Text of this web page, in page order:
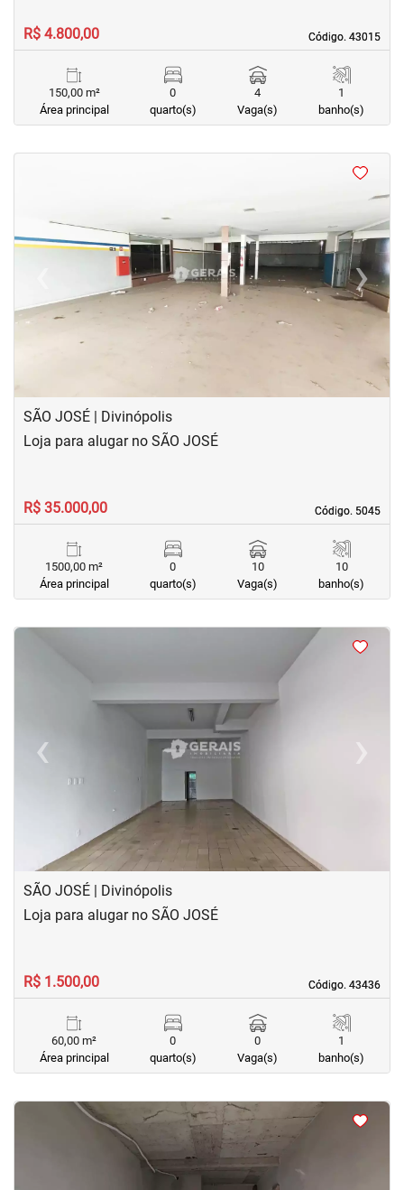
Código. 43015
Código. 43015
R$ 4.800,00
150,00 m²
Área principal
0
quarto(s)
4
Vaga(s)
1
banho(s)
‹ ›Next
SÃO JOSÉ | Divinópolis
Código. 5045
Código. 5045
Loja para alugar no SÃO JOSÉ
R$ 35.000,00
1500,00 m²
Área principal
0
quarto(s)
10
Vaga(s)
10
banho(s)
<
‹Previous ›
SÃO JOSÉ | Divinópolis
Código. 43436
Código. 43436
Loja para alugar no SÃO JOSÉ
R$ 1.500,00
60,00 m²
Área principal
0
quarto(s)
0
Vaga(s)
1
banho(s)
<